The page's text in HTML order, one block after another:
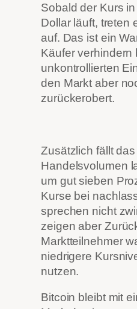
Sobald der Kurs
Dollar läuft, treten
auf. Das ist ein
Käufer verhindern
unkontrollierten
den Markt aber
zurückerobert.
Zusätzlich fällt
Handelsvolumen
um gut sieben
Kurse bei
sprechen nicht
zeigen aber
Marktteilnehmer
niedrigere
nutzen.
Bitcoin bleibt mit